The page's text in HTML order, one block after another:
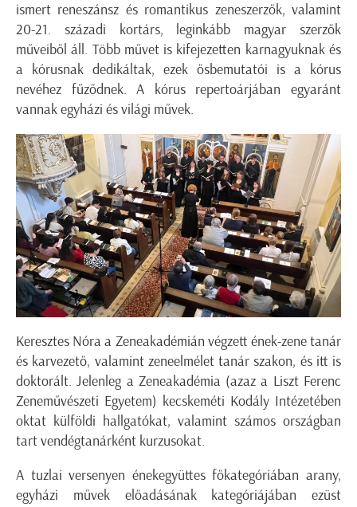
ismert reneszánsz és romantikus zeneszerzők, valamint
20-21. századi kortárs, leginkább magyar szerzők
műveiből áll. Több művet is kifejezetten karnagyuknak és
a kórusnak dedikáltak, ezek ősbemutatói is a kórus
nevéhez fűződnek. A kórus repertoárjában egyaránt
vannak egyházi és világi művek.
Keresztes Nóra a Zeneakadémián végzett ének-zene tanár
és karvezető, valamint zeneelmélet tanár szakon, és itt is
doktorált. Jelenleg a Zeneakadémia (azaz a Liszt Ferenc
Zeneművészeti Egyetem) kecskeméti Kodály Intézetében
oktat külföldi hallgatókat, valamint számos országban
tart vendégtanárként kurzusokat.
A tuzlai versenyen énekegyüttes főkategóriában arany,
egyházi művek előadásának kategóriájában ezüst